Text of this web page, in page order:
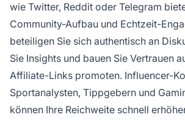
wie Twitter, Reddit oder Telegram
Community-Aufbau und Echtzeit-
beteiligen Sie sich authentisch an
Sie Insights und bauen Sie Vertrauen
Affiliate-Links promoten. Influencer-
Sportanalysten, Tippgebern und
können Ihre Reichweite schnell